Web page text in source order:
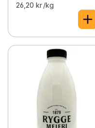
26,20 kr /kg